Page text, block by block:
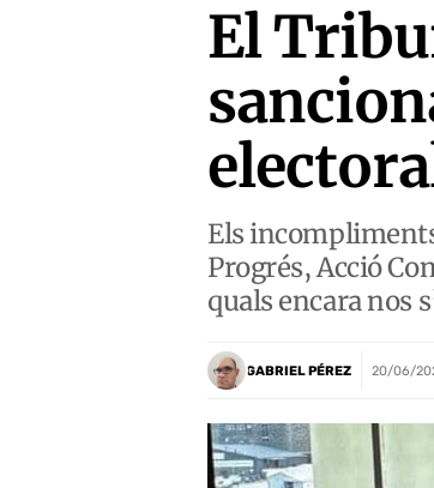
El
Els
Progrés, Acció
quals encara nos
GABRIEL PÉREZ 20/06/